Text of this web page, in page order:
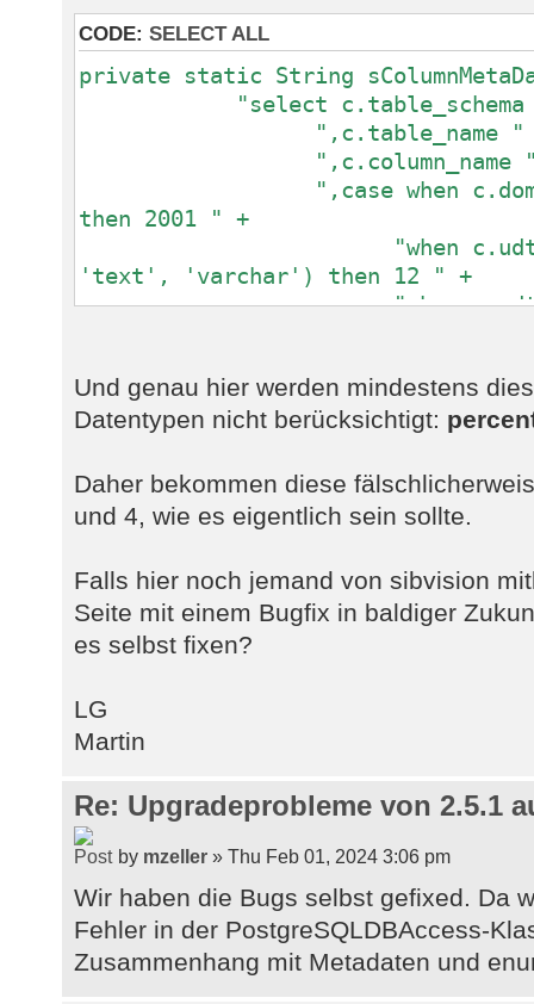
CODE: SELECT ALL
private static String
"select c.table_schema as
",c.table_name "
",c.column_name "
",case when
then 2001 " +
"when c.udt_name
'text', 'varchar') then 12 " +
"when
2 " +
"when
"when
'smallserial') then 5 " +
"when c.udt_name
"when c.udt_name
" +
"when
"when c.udt_name
" +
" +
"when
'oid', 'bigserial') then -5 " +
"when c.udt_name
" +
"when
'_' then 2003 " +
Und genau hier werden mindestens
Datentypen nicht berücksichtigt:
Daher bekommen diese
und 4, wie es eigentlich sein sollte.
Falls hier noch jemand von sibvision
Seite mit einem Bugfix in baldiger
es selbst fixen?
LG
Martin
Re: Upgradeprobleme von 2.5.1
by mzeller » Thu Feb 01, 2024 3:06 pm
Wir haben die Bugs selbst gefixed. Da
Fehler in der PostgreSQLDBAccess-
Zusammenhang mit Metadaten und